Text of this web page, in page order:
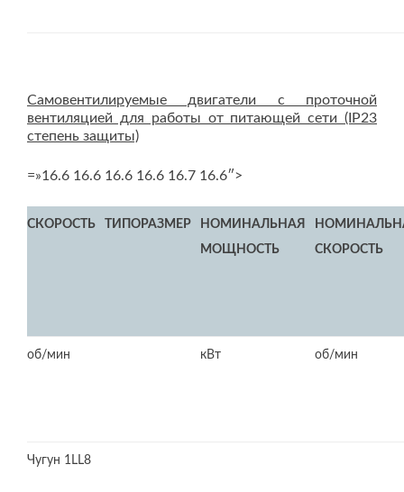
Самовентилируемые двигатели с проточной
вентиляцией для работы от питающей сети (IP23
степень защиты)
=»16.6 16.6 16.6 16.6 16.7 16.6″>
СКОРОСТЬ ТИПОРАЗМЕР
НОМИНАЛЬНАЯ
МОЩНОСТЬ
СКОРОСТЬ
об/мин кВт об/мин
Чугун 1LL8